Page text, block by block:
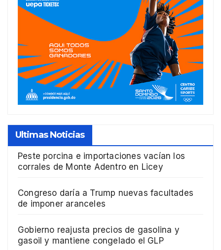
Ultimas Noticias
Peste porcina e importaciones vacían los
corrales de Monte Adentro en Licey
Congreso daría a Trump nuevas facultades
de imponer aranceles
Gobierno reajusta precios de gasolina y
gasoil y mantiene congelado el GLP